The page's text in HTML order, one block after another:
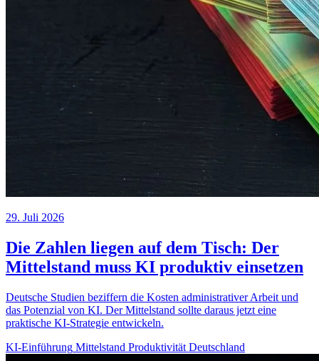
29. Juli 2026
Die Zahlen liegen auf dem Tisch: Der
Mittelstand muss KI produktiv einsetzen
Deutsche Studien beziffern die Kosten administrativer Arbeit und
das Potenzial von KI. Der Mittelstand sollte daraus jetzt eine
praktische KI-Strategie entwickeln.
KI-Einführung Mittelstand Produktivität Deutschland